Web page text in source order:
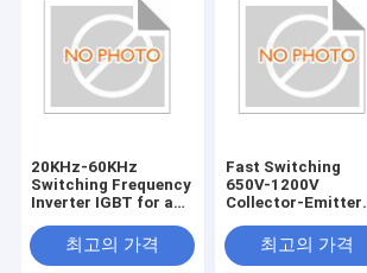
20KHz-60KHz
Switching Frequency
Inverter IGBT for and
Gate-Emitter
Voltage 50ns
최고의 가격
Fast Switching
650V-1200V
Collector-Emitter
Emitter Voltage for
Applications
최고의 가격